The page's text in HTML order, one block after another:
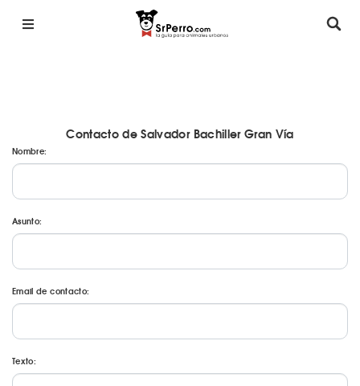
Contacto de Salvador Bachiller Gran Vía
Nombre:
Asunto:
Email de contacto:
Texto: